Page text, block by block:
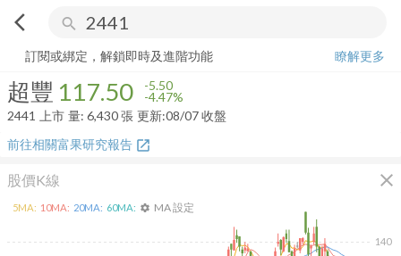
arrow_back_ios search
超豐 117.50 -4.47%
訂閱或綁定，解鎖即時及進階功能
瞭解更多
超豐 117.50 -5.50
-4.47%
2441
上市 量: 6,430張 更新:08/07 收盤
前往相關富果研究報告 open_in_new
股價K線 close
140
5MA: 10MA: 20MA: 60MA: settings MA 設定